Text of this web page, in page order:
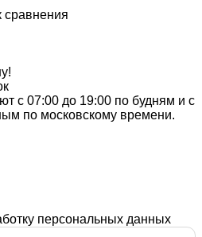
сравнения
с 07:00 до 19:00 по будням и с
по московскому времени.
персональных данных